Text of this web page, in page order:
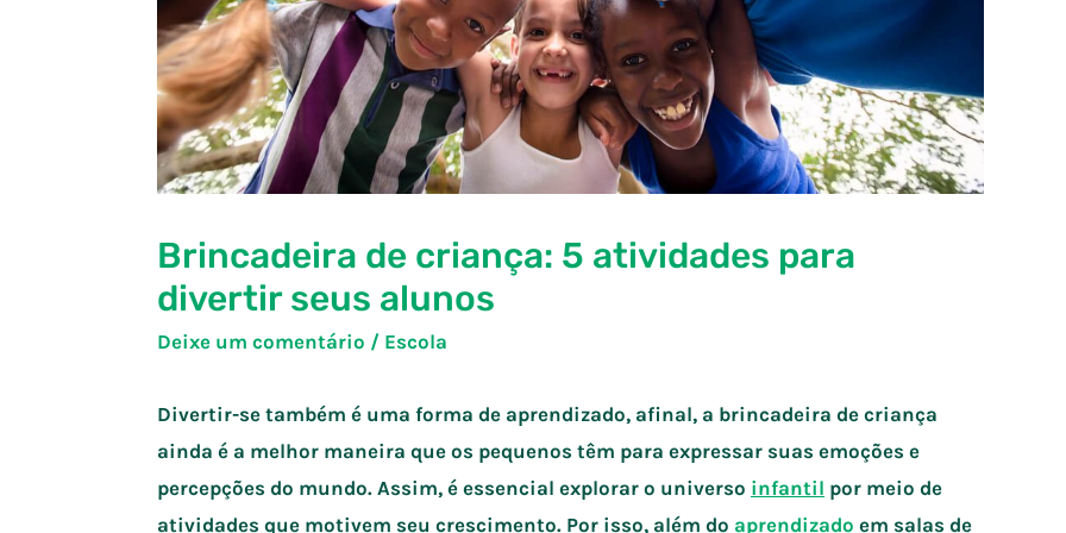
Brincadeira de criança: 5 atividades para
divertir seus alunos
Deixe um comentário / Escola
Divertir-se também é uma forma de aprendizado, afinal, a brincadeira de criança
ainda é a melhor maneira que os pequenos têm para expressar suas emoções e
percepções do mundo. Assim, é essencial explorar o universo infantil por meio de
atividades que motivem seu crescimento. Por isso, além do aprendizado em salas de